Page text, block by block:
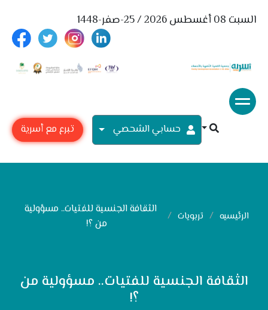
السبت 08 أغسطس 2026 / 25-صفر-1448
حسابي الشحصي تبرع مع أسرية
الرئيسيه تربويات
الثقافة الجنسية للفتيات.. مسؤولية
من ؟!
الثقافة الجنسية للفتيات.. مسؤولية من
؟!